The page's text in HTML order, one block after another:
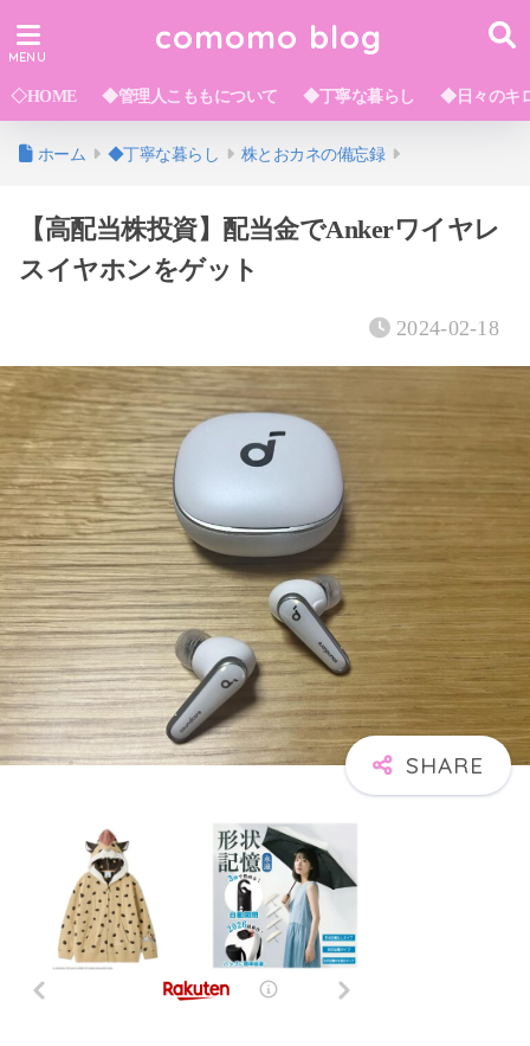
comomo blog
◇HOME ◆管理人こももについて ◆丁寧な暮らし ◆日々のキ
ホーム ◆丁寧な暮らし 株とおカネの備忘録
【高配当株投資】配当金でAnkerワイヤレ
スイヤホンをゲット
2024-02-18